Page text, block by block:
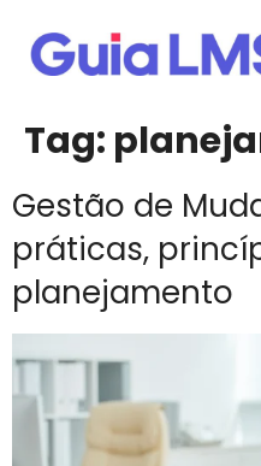
Tag:
Gestão de
práticas,
planejamento